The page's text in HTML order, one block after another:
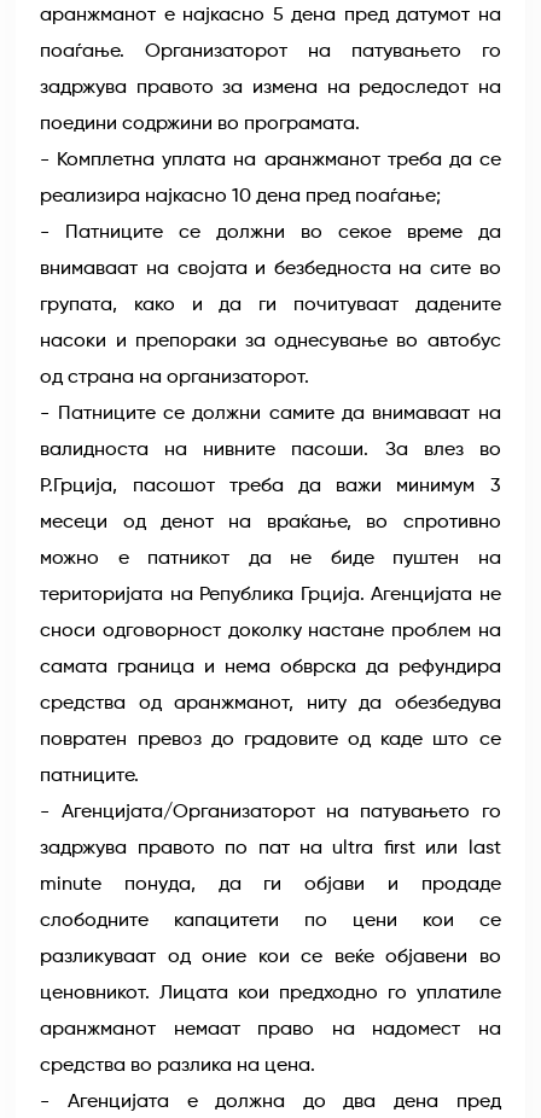
аранжманот е најкасно 5 дена пред датумот на
поаѓање. Организаторот на патувањето го
задржува правото за измена на редоследот на
поедини содржини во програмата.
- Комплетна уплата на аранжманот треба да се
реализира најкасно 10 дена пред поаѓање;
- Патниците се должни во секое време да
внимаваат на својата и безбедноста на сите во
групата, како и да ги почитуваат дадените
насоки и препораки за однесување во автобус
од страна на организаторот.
- Патниците се должни самите да внимаваат на
валидноста на нивните пасоши. За влез во
Р.Грција, пасошот треба да важи минимум 3
месеци од денот на враќање, во спротивно
можно е патникот да не биде пуштен на
територијата на Република Грција. Агенцијата не
сноси одговорност доколку настане проблем на
самата граница и нема обврска да рефундира
средства од аранжманот, ниту да обезбедува
повратен превоз до градовите од каде што се
патниците.
- Агенцијата/Организаторот на патувањето го
задржува правото по пат на ultra first или last
minute понуда, да ги објави и продаде
слободните капацитети по цени кои се
разликуваат од оние кои се веќе објавени во
ценовникот. Лицата кои предходно го уплатиле
аранжманот немаат право на надомест на
средства во разлика на цена.
- Агенцијата е должна до два дена пред